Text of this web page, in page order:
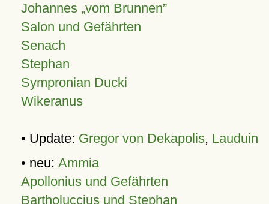
Johannes vom Brunnen
Salon und Gefährten
Senach
Stephan
Sympronian Ducki
Wikeranus
• Update: Gregor von Dekapolis, Lauduin
• neu: Ammia
Apollonius und Gefährten
Bartholuccius und Stephan